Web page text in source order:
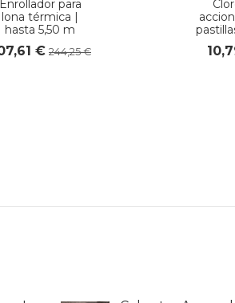
Enrollador para
lona térmica |
hasta 5,50 m
€ 244,25 €